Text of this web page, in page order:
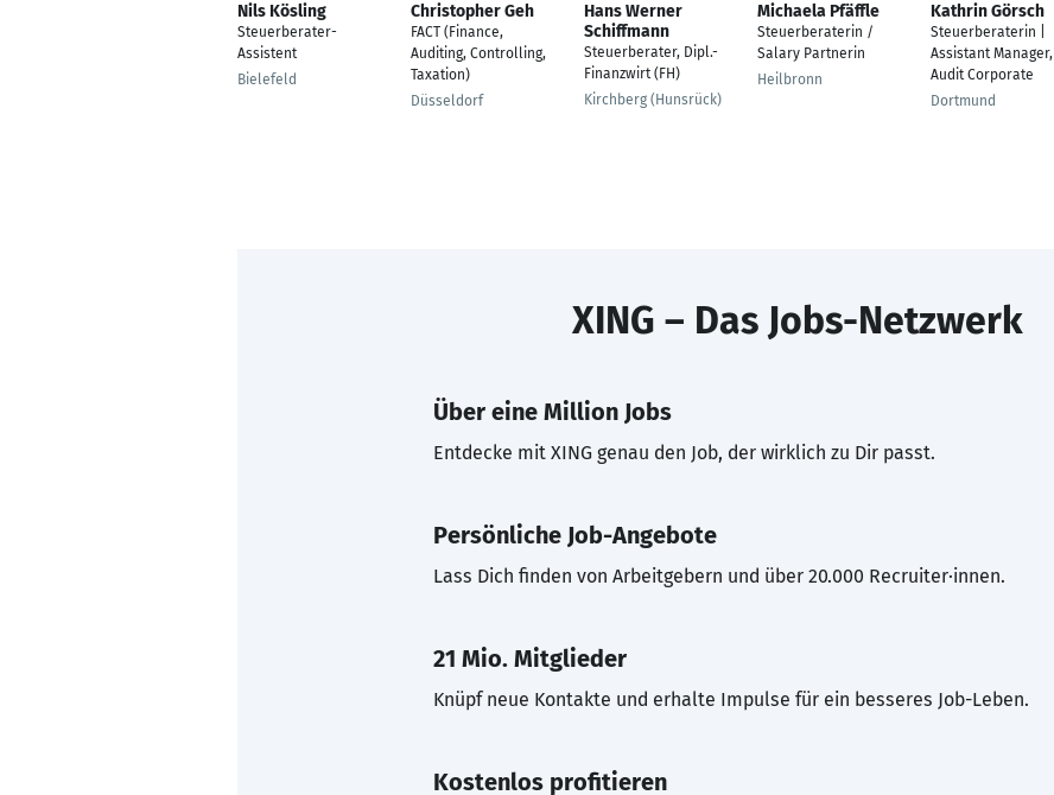
Nils Kösling
Steuerberater-
Assistent
Bielefeld
Christopher Geh
FACT (Finance,
Auditing, Controlling,
Taxation)
Düsseldorf
Hans Werner
Schiffmann
Steuerberater, Dipl.-
Finanzwirt (FH)
Kirchberg (Hunsrück)
Michaela Pfäffle
Steuerberaterin /
Salary Partnerin
Heilbronn
Kathrin Görsch
Steuerberaterin |
Assistant Manager,
Audit Corporate
Dortmund
XING – Das Jobs-Netzwerk
Über eine Million Jobs
Entdecke mit XING genau den Job, der wirklich zu Dir passt.
Persönliche Job-Angebote
Lass Dich finden von Arbeitgebern und über 20.000 Recruiter·innen.
21 Mio. Mitglieder
Knüpf neue Kontakte und erhalte Impulse für ein besseres Job-Leben.
Kostenlos profitieren